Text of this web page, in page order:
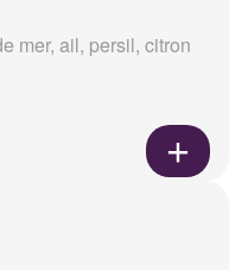
mer, ail, persil, citron